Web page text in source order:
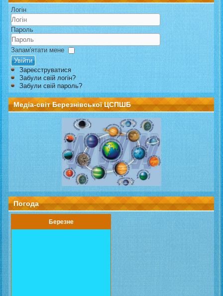
Логін
Пароль
Запам'ятати мене
Увійти
Зареєструватися
Забули свій логін?
Забули свій пароль?
Медіа-світ Березнівської ЦСПШБ
Погода
Березне